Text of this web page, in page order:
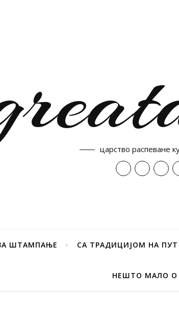
царство распеване
ШТАМПАЊЕ СА ТРАДИЦИЈОМ НА
НЕШТО МАЛО О